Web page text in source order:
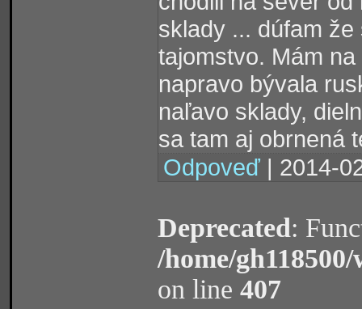
sklady ... dúfam
tajomstvo. Mám
napravo bývala
naľavo sklady,
sa tam aj obrnená
Odpoveď | 2014-
Deprecated:
/home/
on line 407